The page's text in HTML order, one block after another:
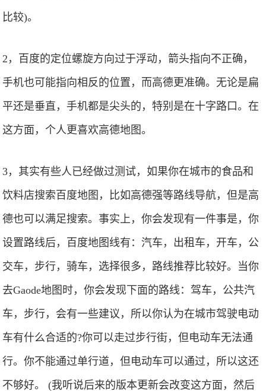
比较)。
2，百度的定位螺旋方向过于浮动，箭头指向不正确，
手机也可能指向相反的位置，而高德更准确。无论是扁
平还是垂直，手机都是尖头的，特别是在十字路口。在
这方面，个人更喜欢高德地图。
3，其实有些人已经做过测试，如果你在城市的食品和
饮料店搜索百度地图，比如高德强等路线导航，但是高
德也可以满足搜索。事实上，你会发现有一件事是，你
设置路线后，百度地图线有：汽车，出租车，开车，公
交车，步行，骑车，选择很多，路线推荐比较好。当你
去Gaode地图时，你会发现下面的路线：驾车，公共汽
车，步行，会有一些建议，所以你认为在城市驾驶电动
车有什么合适的?你可以走过步行街，但电动车无法通
行。你不能通过单行道，但电动车可以通过，所以这还
不够好。 (我听说后来的版本更新会改变这方面，然后